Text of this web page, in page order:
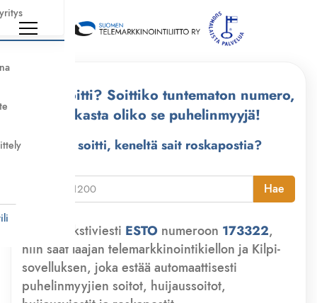
Kuka soitti? Soittiko tuntematon numero,
tarkasta oliko se puhelinmyyjä!
Kuka soitti, keneltä sait roskapostia?
Hae
Lähetä tekstiviesti ESTO numeroon 173322,
niin saat laajan telemarkkinointikiellon ja Kilpi-
sovelluksen, joka estää automaattisesti
puhelinmyyjien soitot, huijaussoitot,